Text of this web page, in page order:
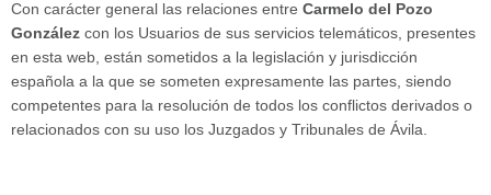
Con carácter general las relaciones entre Carmelo del Pozo
González con los Usuarios de sus servicios telemáticos, presentes
en esta web, están sometidos a la legislación y jurisdicción
española a la que se someten expresamente las partes, siendo
competentes para la resolución de todos los conflictos derivados o
relacionados con su uso los Juzgados y Tribunales de Ávila.